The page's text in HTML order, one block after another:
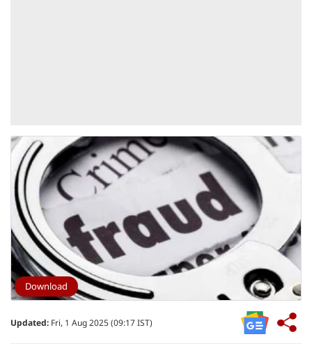
Download
Updated: Fri, 1 Aug 2025 (09:17 IST)